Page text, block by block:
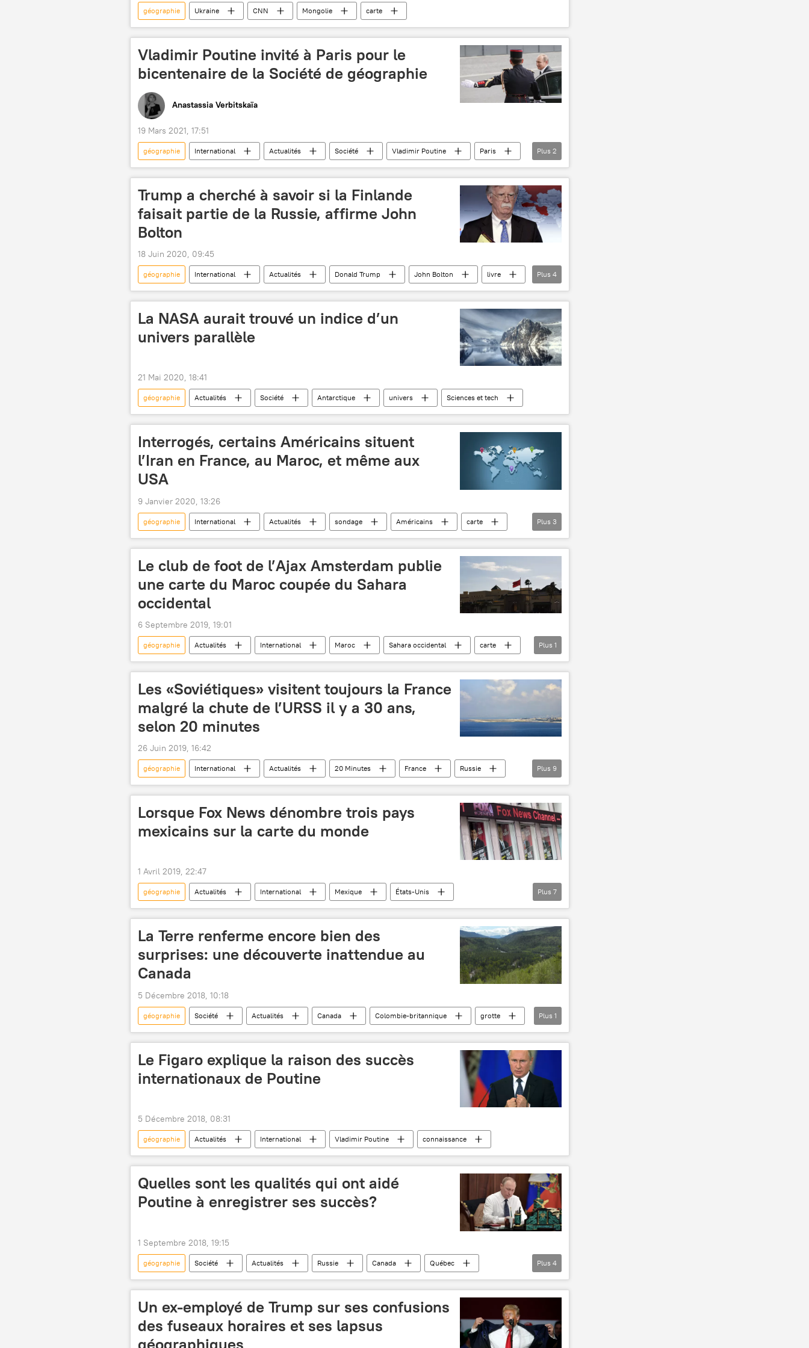
géographie Ukraine CNN Mongolie carte
Vladimir Poutine invité à Paris pour le
bicentenaire de la Société de géographie
Anastassia Verbitskaïa
19 Mars 2021, 17:51
géographie International Actualités Société Vladimir Poutine
Paris
Sergueï Choïgou
Sciences et tech
Plus 2
Trump a cherché à savoir si la Finlande
faisait partie de la Russie, affirme John
Bolton
18 Juin 2020, 09:45
géographie International Actualités Donald Trump John Bolton
livre
révélations
géopolitique Maison blanche The New York Times
Plus 4
La NASA aurait trouvé un indice d’un
univers paral­lèle
21 Mai 2020, 18:41
géographie Actualités Société Antarctique univers Sciences et tech
Interrogés, certains Américains situent
l’Iran en France, au Maroc, et même aux
USA
9 Janvier 2020, 13:26
géographie International Actualités sondage Américains
carte
Iran
Qassem Soleimani Donald Trump
Plus 3
Le club de foot de l’Ajax Amsterdam publie
une carte du Maroc coupée du Sahara
occidental
6 Septembre 2019, 19:01
géographie Actualités International Maroc Sahara occidental
carte
Afrique
Plus 1
Les «Soviétiques» visitent toujours la France
malgré la chute de l’URSS il y a 30 ans,
selon 20 minutes
26 Juin 2019, 16:42
géographie International Actualités 20 Minutes France
Russie
Côte d'Azur
tourisme touristes URSS soviétique
Russes
Plus 9
Lorsque Fox News dénombre trois pays
mexicains sur la carte du monde
1 Avril 2019, 22:47
géographie Actualités International Mexique
États-Unis
Donald Trump
Fox News impair erreurs
émissions
Plus 7
La Terre renferme encore bien des
surprises: une découverte inattendue au
Canada
5 Décembre 2018, 10:18
géographie Société Actualités Canada Colombie-britannique
grotte
Sciences et tech
Plus 1
Le Figaro explique la raison des succès
internationaux de Poutine
5 Décembre 2018, 08:31
géographie Actualités International Vladimir Poutine connaissance
Quelles sont les qualités qui ont aidé
Poutine à enregistrer ses succès?
1 Septembre 2018, 19:15
géographie Société Actualités Russie Canada
Québec
Vladimir Poutine
concours succès médaille
Plus 4
Un ex-employé de Trump sur ses confusions
des fuseaux horaires et ses lapsus
géographiques